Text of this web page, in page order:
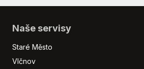
Výškově nastavitelná sedadla
Záruka
Naše servisy
Staré Město
Vlčnov